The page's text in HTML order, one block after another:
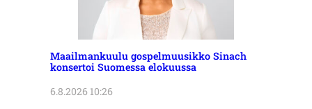
Maailmankuulu gospelmuusikko Sinach
konsertoi Suomessa elokuussa
6.8.2026 10:26